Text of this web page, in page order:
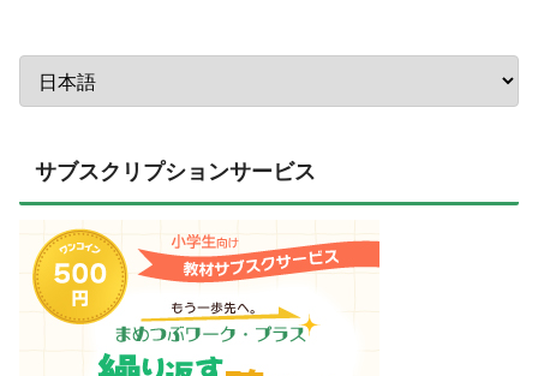
サブスクリプションサービス